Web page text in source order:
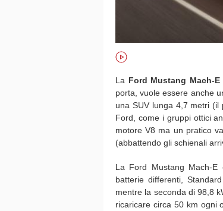
La Ford Mustang Mach-E
porta, vuole essere anche
una SUV lunga 4,7 metri
Ford, come i gruppi ottici
motore V8 ma un pratico
(abbattendo gli schienali
La Ford Mustang Mach-
batterie differenti,
mentre la seconda di 98,8
ricaricare circa 50 km ogni